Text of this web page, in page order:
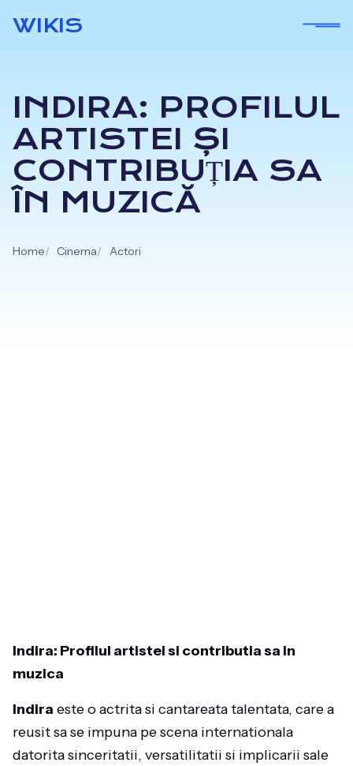
WIKIS
INDIRA: PROFILUL
ARTISTEI ȘI
CONTRIBUȚIA SA
ÎN MUZICĂ
Home Cinema Actori
Indira: Profilul artistei si contributia sa in
muzica
Indira este o actrita si cantareata talentata, care a
reusit sa se impuna pe scena internationala
datorita sinceritatii, versatilitatii si implicarii sale